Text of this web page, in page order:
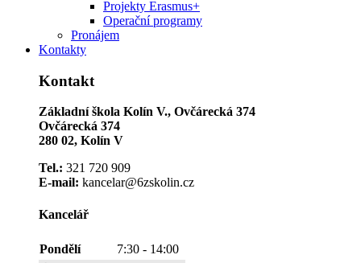
Projekty Erasmus+
Operační programy
Pronájem
Kontakty
Kontakt
Základní škola Kolín V., Ovčárecká 374
Ovčárecká 374
280 02, Kolín V
Tel.: 321 720 909
E-mail: kancelar@6zskolin.cz
Kancelář
Pondělí
7:30 - 14:00